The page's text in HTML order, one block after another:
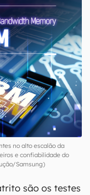
no alto escalão da
e confiabilidade do
Samsung)
são os testes